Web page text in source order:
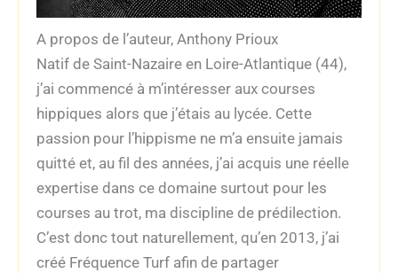
A propos de l’auteur, Anthony Prioux
Natif de Saint-Nazaire en Loire-Atlantique (44),
j’ai commencé à m’intéresser aux courses
hippiques alors que j’étais au lycée. Cette
passion pour l’hippisme ne m’a ensuite jamais
quitté et, au fil des années, j’ai acquis une réelle
expertise dans ce domaine surtout pour les
courses au trot, ma discipline de prédilection.
C’est donc tout naturellement, qu’en 2013, j’ai
créé Fréquence Turf afin de partager